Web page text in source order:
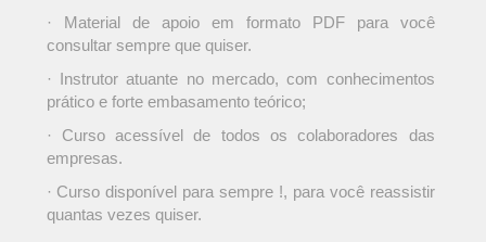
· Material de apoio em formato PDF para você
consultar sempre que quiser.
· Instrutor atuante no mercado, com conhecimentos
prático e forte embasamento teórico;
· Curso acessível de todos os colaboradores das
empresas.
· Curso disponível para sempre !, para você reassistir
quantas vezes quiser.